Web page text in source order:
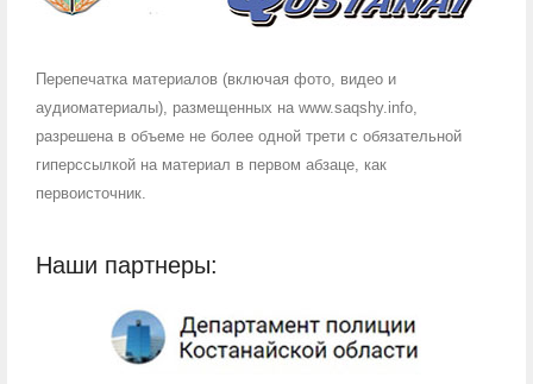
Перепечатка материалов (включая фото, видео и
аудиоматериалы), размещенных на www.saqshy.info,
разрешена в объеме не более одной трети с обязательной
гиперссылкой на материал в первом абзаце, как
первоисточник.
Наши партнеры: